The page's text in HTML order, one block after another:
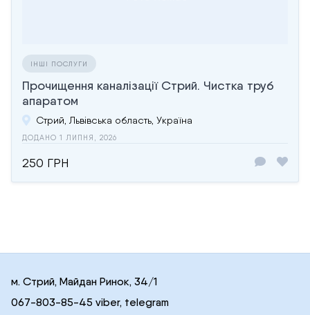
ІНШІ ПОСЛУГИ
Прочищення каналізації Стрий. Чистка труб
апаратом
Стрий, Львівська область, Україна
ДОДАНО 1 ЛИПНЯ, 2026
250 ГРН
м. Стрий, Майдан Ринок, 34/1
067-803-85-45 viber, telegram